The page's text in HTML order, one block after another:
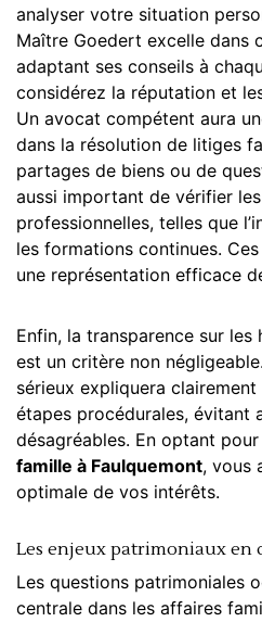
analyser votre situation
Maître Goedert excelle dans
adaptant ses conseils à
considérez la réputation et
Un avocat compétent aura
dans la résolution de litiges
partages de biens ou de
aussi important de vérifier
professionnelles, telles que
les formations continues.
une représentation efficace
Enfin, la transparence sur
est un critère non
sérieux expliquera
étapes procédurales, évitant
désagréables. En optant pour
famille à Faulquemont, vous
optimale de vos intérêts.
Les enjeux patrimoniaux en
Les questions patrimoniales
centrale dans les affaires